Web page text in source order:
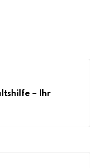
– Ihr